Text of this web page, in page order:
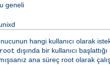
geneli
hangi kullanıcı olarak
root dışında bir kullanıcı
ana süreç root olarak